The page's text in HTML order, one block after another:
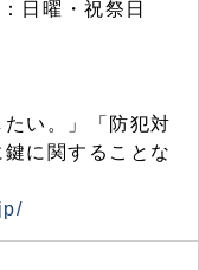
日曜・祝祭日
たい。」「防犯対
に関することな